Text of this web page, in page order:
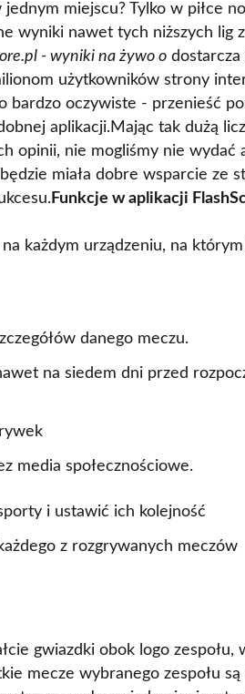
miejscu? Tylko w piłce
wyniki nawet tych niższych lig
- wyniki na żywo o
użytkowników strony
bardzo oczywiste - przenieść
aplikacji.Mając tak dużą
opinii, nie mogliśmy nie wydać
miała dobre wsparcie ze
Funkcje w aplikacji
każdym urządzeniu, na
danego meczu.
na siedem dni przed
media społecznościowe.
i ustawić ich kolejność
z rozgrywanych meczów
gwiazdki obok logo zespołu,
mecze wybranego zespołu